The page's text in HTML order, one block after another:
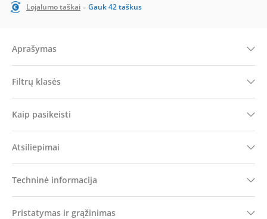
Lojalumo taškai - Gauk42taškus
Aprašymas
Filtrų klasės
Kaip pasikeisti
Atsiliepimai
Techninė informacija
Pristatymas ir grąžinimas